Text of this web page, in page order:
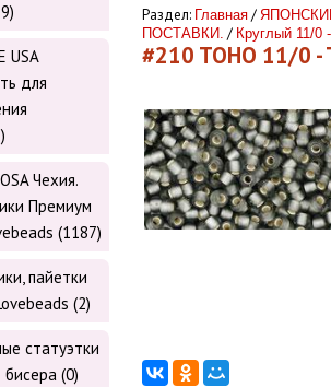
USA
для
Чехия.
Премиум
(1187)
пайетки
(2)
статуэтки
бисера (0)
Раздел: Главная /
ПОСТАВКИ. / Круглый 11/0
#210 TOHO 11/0 -